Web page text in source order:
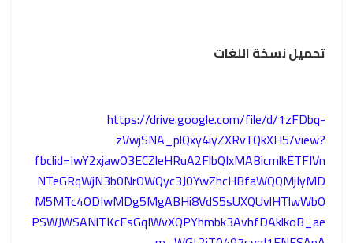
تحميل نسخة اللغات
https://drive.google.com/file/d/1zFDbq-
zVwjSNA_plQxy4iyZXRvTQkXH5/view?
fbclid=IwY2xjawO3ECZleHRuA2FlbQIxMABicmlkETFIVn
NTeGRqWjN3b0NrOWQyc3J0YwZhcHBfaWQQMjIyMD
M5MTc4ODIwMDg5MgABHi8VdS5sUXQUvlHTlwWbO
PSWJWSANlTKcFsGqIWvXQPYhmbk3AvhfDAklkoB_ae